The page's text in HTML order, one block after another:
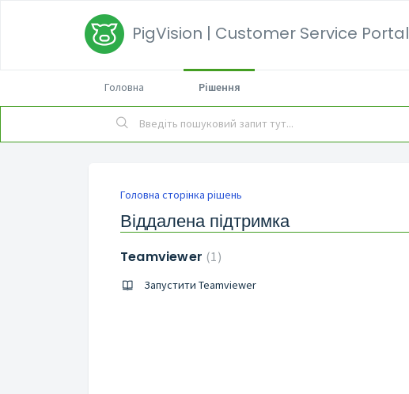
PigVision | Customer Service Portal
Головна Рішення
Головна сторінка рішень
Віддалена підтримка
Teamviewer 1
Запустити Teamviewer